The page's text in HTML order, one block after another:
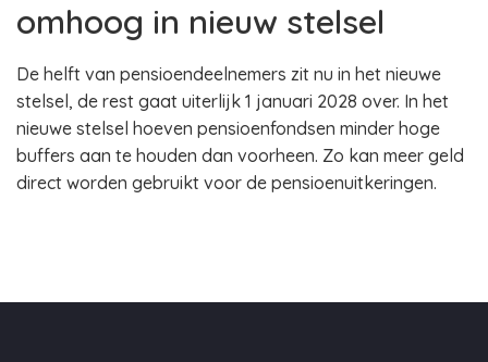
omhoog in nieuw stelsel
De helft van pensioendeelnemers zit nu in het nieuwe
stelsel, de rest gaat uiterlijk 1 januari 2028 over. In het
nieuwe stelsel hoeven pensioenfondsen minder hoge
buffers aan te houden dan voorheen. Zo kan meer geld
direct worden gebruikt voor de pensioenuitkeringen.